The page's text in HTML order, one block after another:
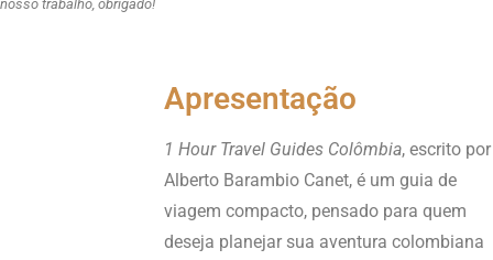
nosso trabalho, obrigado!
Apresentação
1 Hour Travel Guides Colômbia, escrito por
Alberto Barambio Canet, é um guia de
viagem compacto, pensado para quem
deseja planejar sua aventura colombiana